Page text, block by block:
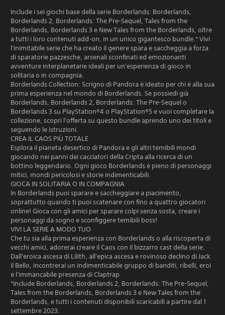
Include i sei giochi base della serie Borderlands: Borderlands,
Borderlands 2, Borderlands: The Pre-Sequel, Tales from the
Borderlands, Borderlands 3 e New Tales from the Borderlands, oltre
a tutti i loro contenuti add-on, in un unico gigantesco bundle.* Vivi
l'inimitabile serie che ha creato il genere spara e saccheggia a forza
di sparatorie pazzesche, arsenali sconfinati ed emozionanti
avventure interplanetarie ideali per un'esperienza di gioco in
solitaria o in compagnia.
Borderlands Collection: Scrigno di Pandora è ideato per chi è alla sua
prima esperienza nel mondo di Borderlands. Se possiedi già
Borderlands, Borderlands 2, Borderlands: The Pre-Sequel o
Borderlands 3 su PlayStation®4 o PlayStation®5 e vuoi completare la
collezione, scopri l'offerta su questo bundle aprendo uno dei titoli e
seguendo le istruzioni.
CREA IL CAOS PIÙ TOTALE
Esplora il pianeta desertico di Pandora e gli altri temibili mondi
giocando nei panni dei cacciatori della Cripta alla ricerca di un
bottino leggendario. Ogni gioco Borderlands è pieno di personaggi
mitici, mondi pericolosi e storie indimenticabili.
GIOCA IN SOLITARIA O IN COMPAGNIA
In Borderlands puoi sparare e saccheggiare a piacimento,
soprattutto quando ti puoi scatenare con fino a quattro giocatori
online! Gioca con gli amici per sparare colpi senza sosta, creare i
personaggi da sogno e sconfiggere temibili boss!
VIVI LA SERIE A MODO TUO
Che tu sia alla prima esperienza con Borderlands o alla riscoperta di
vecchi amici, adorerai creare il Caos con il bizzarro cast della serie.
Dall'eroica ascesa di Lilith, all'epica ascesa e rovinoso declino di Jack
il Bello, incontrerai un indimenticabile gruppo di banditi, ribelli, eroi
e l'immancabile presenza di Claptrap
*Include Borderlands, Borderlands 2, Borderlands: The Pre-Sequel,
Tales from the Borderlands, Borderlands 3 e New Tales from the
Borderlands, e tutti i contenuti disponibili scaricabili a partire dal 1
settembre 2023.